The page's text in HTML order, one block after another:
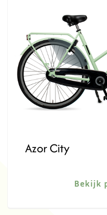
Azor City
Bekijk